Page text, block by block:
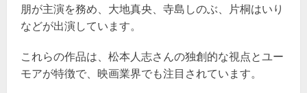
朋が主演を務め、大地真央、寺島しのぶ、片桐はいり
などが出演しています。
これらの作品は、松本人志さんの独創的な視点とユー
モアが特徴で、映画業界でも注目されています​​​​。